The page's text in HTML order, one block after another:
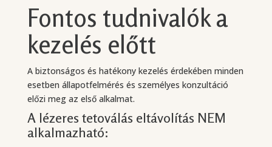
Fontos tudnivalók a
kezelés előtt
A biztonságos és hatékony kezelés érdekében minden
esetben állapotfelmérés és személyes konzultáció
előzi meg az első alkalmat.
A lézeres tetoválás eltávolítás NEM
alkalmazható: